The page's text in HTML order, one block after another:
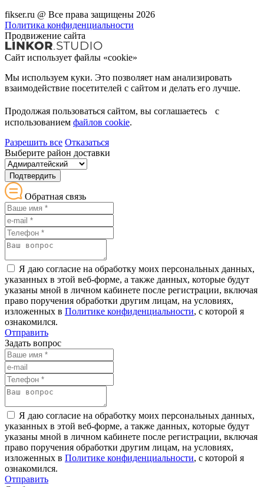
fikser.ru @ Все права защищены 2026
Политика конфиденциальности
Продвижение сайта
Сайт использует файлы «cookie»
Мы используем куки. Это позволяет нам анализировать
взаимодействие посетителей с сайтом и делать его лучше.
Продолжая пользоваться сайтом, вы соглашаетесь с
использованием файлов cookie.
Разрешить все Отказаться
Выберите район доставки
Подтвердить
Обратная связь
Я даю согласие на обработку моих персональных данных,
указанных в этой веб-форме, а также данных, которые будут
указаны мной в личном кабинете после регистрации, включая
право поручения обработки другим лицам, на условиях,
изложенных в Политике конфиденциальности, с которой я
ознакомился.
Отправить
Задать вопрос
Я даю согласие на обработку моих персональных данных,
указанных в этой веб-форме, а также данных, которые будут
указаны мной в личном кабинете после регистрации, включая
право поручения обработки другим лицам, на условиях,
изложенных в Политике конфиденциальности, с которой я
ознакомился.
Отправить